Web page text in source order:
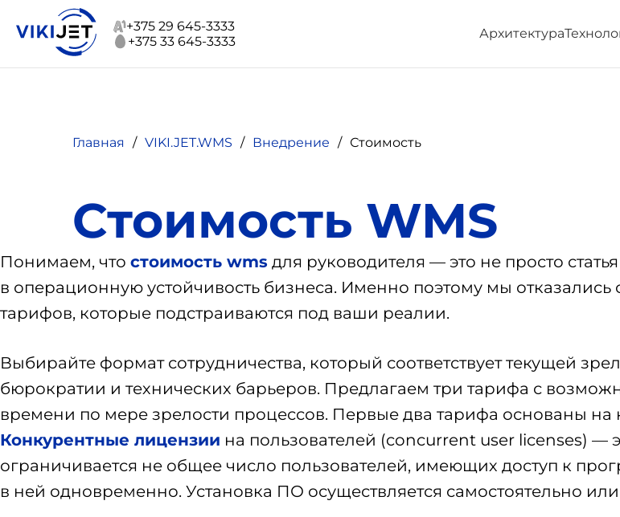
+375 29 645-3333
+375 33 645-3333
Архитектура
Главная VIKI.JET.WMS Внедрение Стоимость
Стоимость WMS
Понимаем, что стоимость wms для руководителя — это не просто
в операционную устойчивость бизнеса. Именно поэтому мы отказались
тарифов, которые подстраиваются под ваши реалии.
Выбирайте формат сотрудничества, который соответствует текущей
бюрократии и технических барьеров. Предлагаем три тарифа с
времени по мере зрелости процессов. Первые два тарифа основаны на
Конкурентные лицензии на пользователей (concurrent user licenses)
ограничивается не общее число пользователей, имеющих доступ к
в ней одновременно. Установка ПО осуществляется самостоятельно